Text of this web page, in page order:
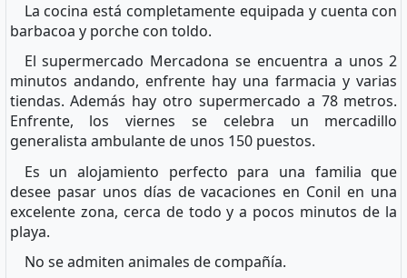
La cocina está completamente equipada y cuenta con
barbacoa y porche con toldo.
El supermercado Mercadona se encuentra a unos 2
minutos andando, enfrente hay una farmacia y varias
tiendas. Además hay otro supermercado a 78 metros.
Enfrente, los viernes se celebra un mercadillo
generalista ambulante de unos 150 puestos.
Es un alojamiento perfecto para una familia que
desee pasar unos días de vacaciones en Conil en una
excelente zona, cerca de todo y a pocos minutos de la
playa.
No se admiten animales de compañía.